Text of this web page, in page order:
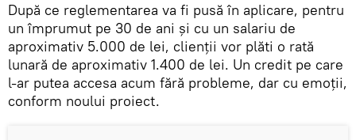
După ce reglementarea va fi pusă în aplicare, pentru
un împrumut pe 30 de ani şi cu un salariu de
aproximativ 5.000 de lei, clienţii vor plăti o rată
lunară de aproximativ 1.400 de lei. Un credit pe care
l-ar putea accesa acum fără probleme, dar cu emoţii,
conform noului proiect.